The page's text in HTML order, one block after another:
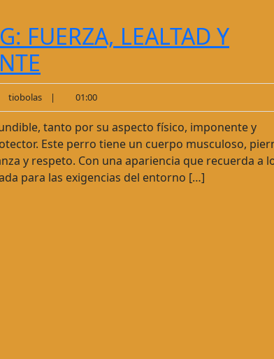
FUERZA, LEALTAD Y
tiobolas | 01:00
tanto por su aspecto físico, imponente y
Este perro tiene un cuerpo musculoso,
y respeto. Con una apariencia que recuerda a
para las exigencias del entorno […]